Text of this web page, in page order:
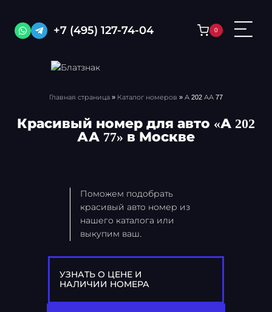
содержимому+7 (495) 127-74-04 0
Главная страница » Каталог номеров » А 202 АА 77
Красивый номер для авто «А 202
АА 77» в Москве
Поможем подобрать
красивый авто номер из
нашего каталога или
выкупим ваш.
А 202 АА
УЗНАТЬ О ЦЕНЕ И
НАЛИЧИИ НОМЕРА